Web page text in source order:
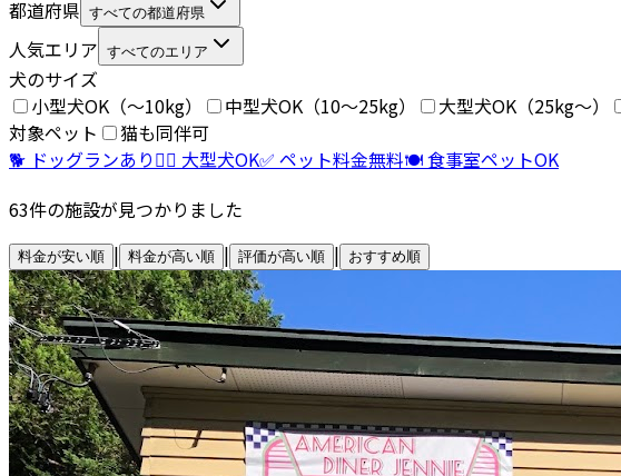
都道府県 すべての都道府県
人気エリア すべてのエリア
犬のサイズ
小型犬OK（〜10kg）
中型犬OK（10〜25kg） 大型犬OK（25kg〜）
対象ペット
猫も同伴可
🐕 ドッグランあり🐕‍🦺 大型犬OK✅ ペット料金無料🍽️ 食事室ペットOK
63件の施設が見つかりました
料金が安い順 | 料金が高い順 | 評価が高い順 | おすすめ順